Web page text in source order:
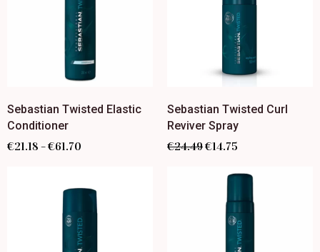
Sebastian Twisted Elastic
Conditioner
€21.18 –€61.70
Sebastian Twisted Curl
Reviver Spray
€24.49€14.75